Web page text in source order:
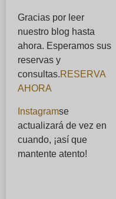
Gracias por leer
nuestro blog hasta
ahora. Esperamos sus
reservas y
consultas.RESERVA
AHORA
Instagramse
actualizará de vez en
cuando, ¡así que
mantente atento!